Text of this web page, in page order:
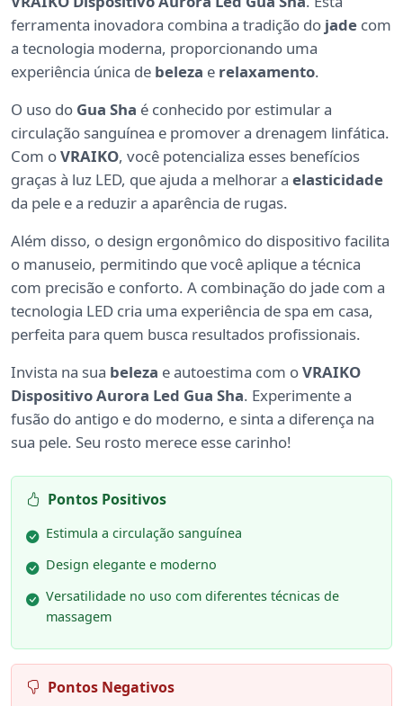
ferramenta inovadora combina a tradição do jade com
a tecnologia moderna, proporcionando uma
experiência única de beleza e relaxamento.
O uso do Gua Sha é conhecido por estimular a
circulação sanguínea e promover a drenagem linfática.
Com oVRAIKO, você potencializa esses benefícios
graças à luz LED, que ajuda a melhorar a elasticidade
da pele e a reduzir a aparência de rugas.
Além disso, o design ergonômico do dispositivo facilita
o manuseio, permitindo que você aplique a técnica
com precisão e conforto. A combinação do jade com a
tecnologia LED cria uma experiência de spa em casa,
perfeita para quem busca resultados profissionais.
Invista na sua beleza e autoestima com oVRAIKO
Dispositivo Aurora Led Gua Sha. Experimente a
fusão do antigo e do moderno, e sinta a diferença na
sua pele. Seu rosto merece esse carinho!
Pontos Positivos
Estimula a circulação sanguínea
Design elegante e moderno
Versatilidade no uso com diferentes técnicas de
massagem
Pontos Negativos